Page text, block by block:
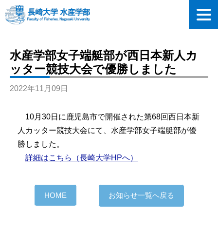
水産学部女子端艇部が西日本新人カ
ッター競技大会で優勝しました
2022年11月09日
10月30日に鹿児島市で開催された第68回西日本新
人カッター競技大会にて、水産学部女子端艇部が優
勝しました。
詳細はこちら（長崎大学HPへ）
HOME お知らせ一覧へ戻る